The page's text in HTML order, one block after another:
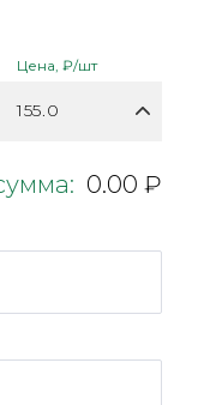
Цена, ₽/шт
155.0
0.00 ₽